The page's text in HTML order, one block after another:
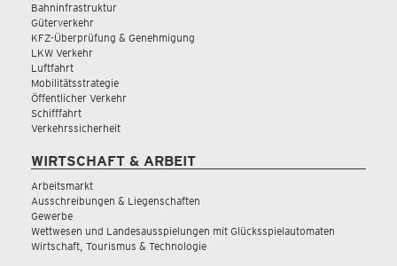
Bahninfrastruktur
Güterverkehr
KFZ-Überprüfung & Genehmigung
LKW Verkehr
Luftfahrt
Mobilitätsstrategie
Öffentlicher Verkehr
Schifffahrt
Verkehrssicherheit
WIRTSCHAFT & ARBEIT
Arbeitsmarkt
Ausschreibungen & Liegenschaften
Gewerbe
Wettwesen und Landesausspielungen mit Glücksspielautomaten
Wirtschaft, Tourismus & Technologie